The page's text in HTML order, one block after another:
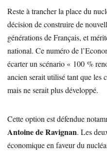
Reste à trancher la place du
décision de construire de
générations de Français, et
national. Ce numéro de
écarter un scénario « 100 %
ancien serait utilisé tant que les
mais ne serait plus développé.
Cette option est défendue
Antoine de Ravignan. Les
économique en faveur du